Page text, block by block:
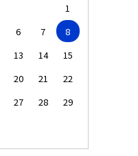
1
6 7
8
13 14
15
20 21
22
27 28
29